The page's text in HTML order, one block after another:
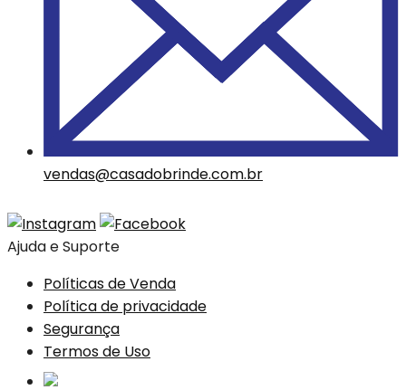
vendas@casadobrinde.com.br
Ajuda e Suporte
Políticas de Venda
Política de privacidade
Segurança
Termos de Uso